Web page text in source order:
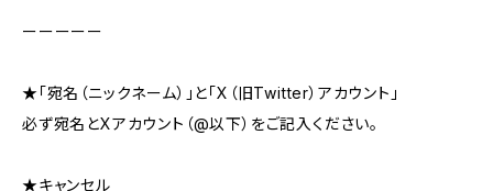
ーーーーー
★「宛名（ニックネーム）」と「X（旧Twitter）アカウント」
必ず宛名とXアカウント（@以下）をご記入ください。
★キャンセル